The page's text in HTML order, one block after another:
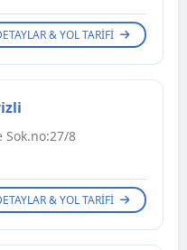
& YOL TARIFI
Sok.no:27/8
& YOL TARIFI